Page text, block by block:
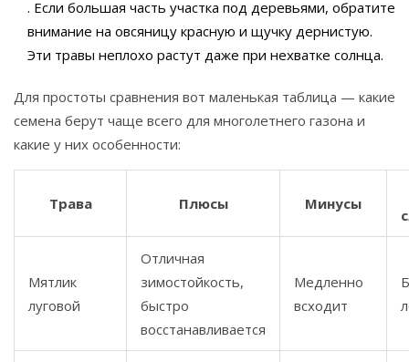
. Если большая часть участка под деревьями, обратите
внимание на овсяницу красную и щучку дернистую.
Эти травы неплохо растут даже при нехватке солнца.
Для простоты сравнения вот маленькая таблица — какие
семена берут чаще всего для многолетнего газона и
какие у них особенности:
Трава Плюсы Минусы
Мятлик
луговой
Отличная
зимостойкость,
быстро
восстанавливается
Медленно
всходит